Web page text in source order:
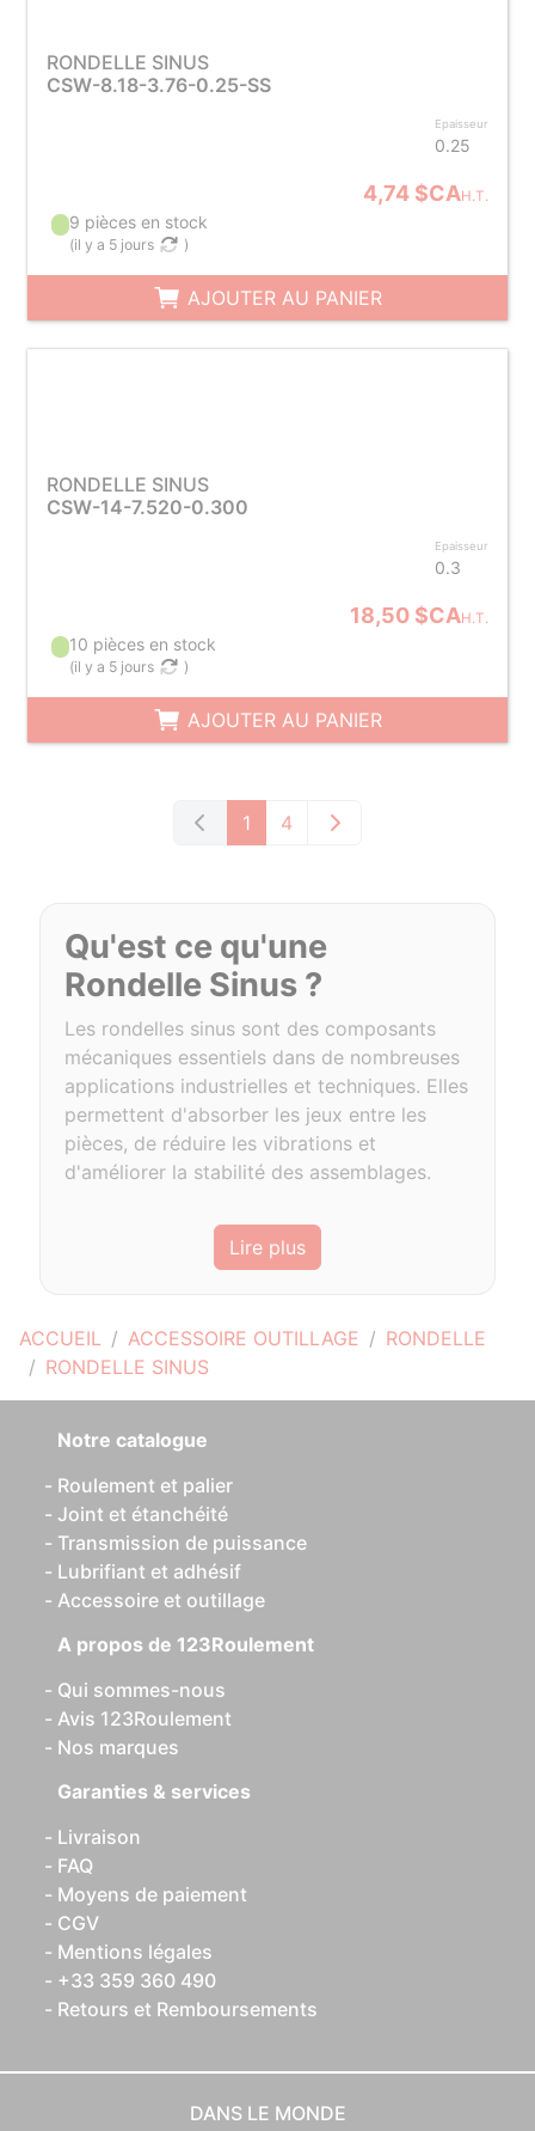
ACCUEIL ACCESSOIRE OUTILLAGE
RONDELLE
RONDELLE SINUS
RONDELLE SINUS
CSW-8.18-3.76-0.25-SS
Epaisseur
0.25
4,74 $CAH.T.
9 pièces en stock
(il y a 5 jours )
AJOUTER AU PANIER
RONDELLE SINUS
CSW-14-7.520-0.300
Epaisseur
0.3
18,50 $CAH.T.
10 pièces en stock
(il y a 5 jours )
AJOUTER AU PANIER
1 4
Qu'est ce qu'une
Rondelle Sinus ?
Les rondelles sinus sont des composants
mécaniques essentiels dans de nombreuses
applications industrielles et techniques. Elles
permettent d'absorber les jeux entre les
pièces, de réduire les vibrations et
d'améliorer la stabilité des assemblages.
Lire plus
Notre catalogue
Roulement et palier
Joint et étanchéité
Transmission de puissance
Lubrifiant et adhésif
Accessoire et outillage
A propos de 123Roulement
Qui sommes-nous
Avis 123Roulement
Nos marques
Garanties & services
Livraison
FAQ
Moyens de paiement
CGV
Mentions légales
+33 359 360 490
Retours et Remboursements
DANS LE MONDE